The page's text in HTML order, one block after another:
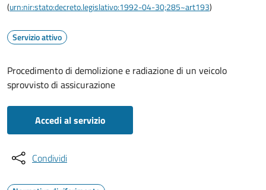
(urn:nir:stato:decreto.legislativo:1992-04-30;285~art193)
Servizio attivo
Procedimento di demolizione e radiazione di un veicolo
sprovvisto di assicurazione
Accedi al servizio
Condividi